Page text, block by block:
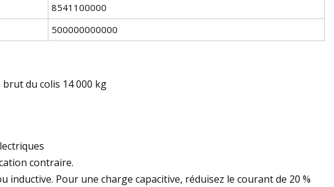
8541100000
500000000000
brut du colis 14 000 kg
contraire.
inductive. Pour une charge capacitive, réduisez le courant de 20 %